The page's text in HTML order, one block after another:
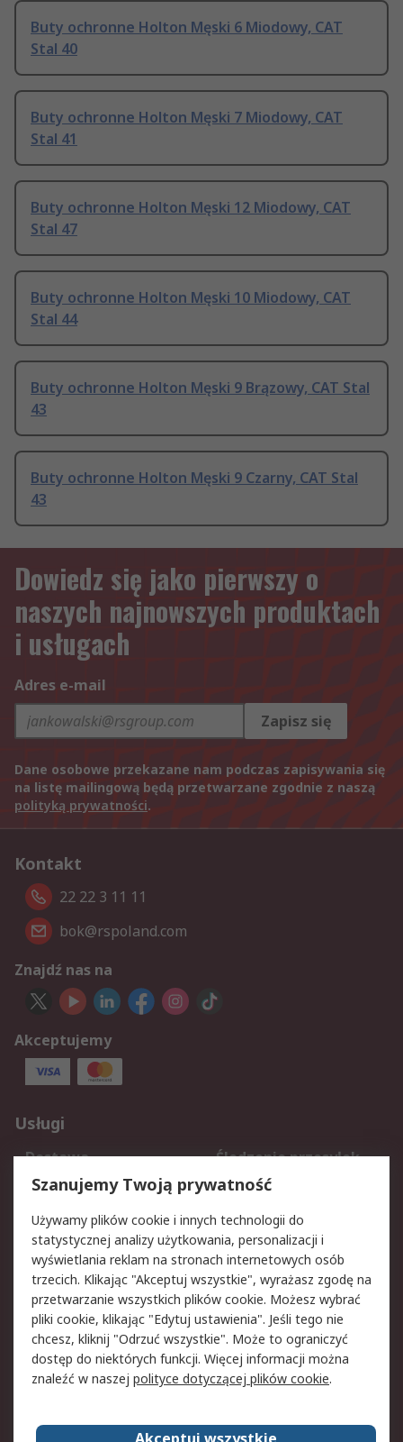
Buty ochronne Holton Męski 6 Miodowy, CAT
Stal 40
Buty ochronne Holton Męski 7 Miodowy, CAT
Stal 41
Buty ochronne Holton Męski 12 Miodowy, CAT
Stal 47
Buty ochronne Holton Męski 10 Miodowy, CAT
Stal 44
Buty ochronne Holton Męski 9 Brązowy, CAT Stal
43
Buty ochronne Holton Męski 9 Czarny, CAT Stal
43
Dowiedz się jako pierwszy o
naszych najnowszych produktach
i usługach
Adres e-mail
Zapisz się
Dane osobowe przekazane nam podczas zapisywania się
na listę mailingową będą przetwarzane zgodnie z naszą
polityką prywatności.
Kontakt
22 22 3 11 11
bok@rspoland.com
Znajdź nas na
Akceptujemy
Usługi
Dostawa
Śledzenie przesyłek
Reklamacje i zwroty
Rejestracja
Aspekty prawne
Bezpieczeństwo e-
maila
Polityka dotycząca
plików cookie
Polityka prywatności
Użytkowanie witryny
Zastrzeżenia prawne
Warunki Sprzedaży
Szanujemy Twoją prywatność
Używamy plików cookie i innych technologii do
statystycznej analizy użytkowania, personalizacji i
wyświetlania reklam na stronach internetowych osób
trzecich. Klikając "Akceptuj wszystkie", wyrażasz zgodę na
przetwarzanie wszystkich plików cookie. Możesz wybrać
pliki cookie, klikając "Edytuj ustawienia". Jeśli tego nie
chcesz, kliknij "Odrzuć wszystkie". Może to ograniczyć
dostęp do niektórych funkcji. Więcej informacji można
znaleźć w naszej polityce dotyczącej plików cookie.